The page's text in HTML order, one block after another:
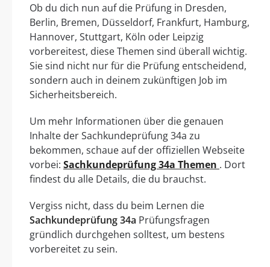
Ob du dich nun auf die Prüfung in Dresden,
Berlin, Bremen, Düsseldorf, Frankfurt, Hamburg,
Hannover, Stuttgart, Köln oder Leipzig
vorbereitest, diese Themen sind überall wichtig.
Sie sind nicht nur für die Prüfung entscheidend,
sondern auch in deinem zukünftigen Job im
Sicherheitsbereich.
Um mehr Informationen über die genauen
Inhalte der Sachkundeprüfung 34a zu
bekommen, schaue auf der offiziellen Webseite
vorbei: Sachkundeprüfung 34a Themen . Dort
findest du alle Details, die du brauchst.
Vergiss nicht, dass du beim Lernen die
Sachkundeprüfung 34a Prüfungsfragen
gründlich durchgehen solltest, um bestens
vorbereitet zu sein.